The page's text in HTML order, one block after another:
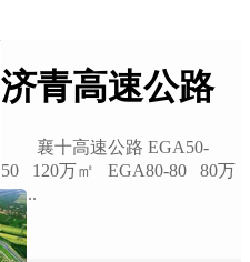
济青高速公路
襄十高速公路 EGA50-
50 120万㎡ EGA80-80 80万
㎡ ...